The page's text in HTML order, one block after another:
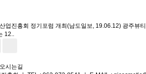
업진흥회 정기포럼 개최(남도일보, 19.06.12) 광주뷰
12..
오시는길